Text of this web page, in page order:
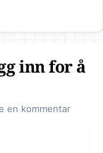
inn for å
en kommentar